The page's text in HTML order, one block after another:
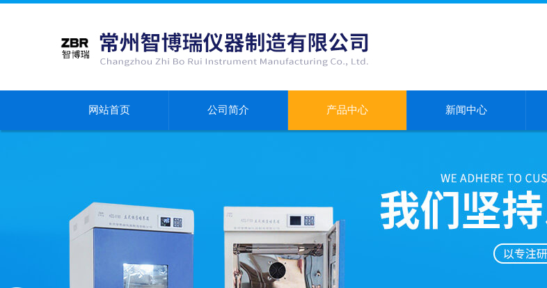
网站首页 公司简介 产品中心 新闻中心